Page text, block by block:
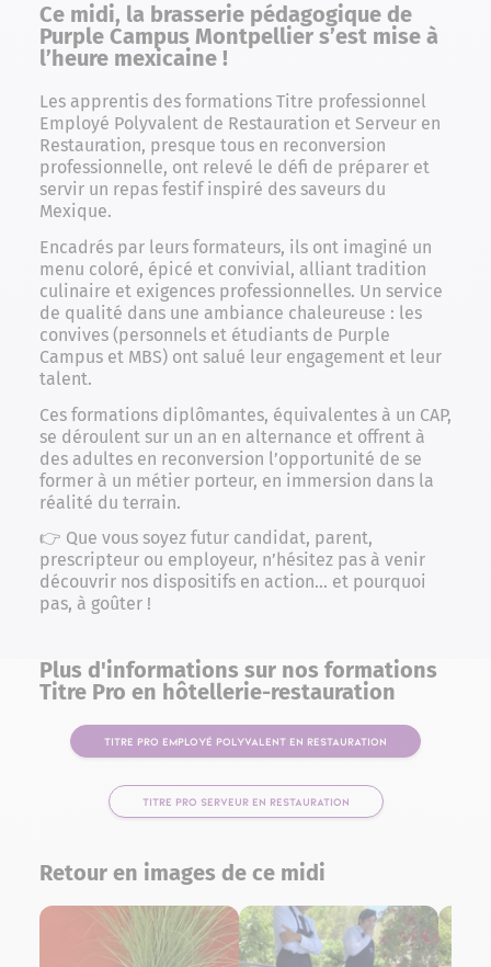
Ce midi, la brasserie pédagogique de
Purple Campus Montpellier s’est mise à
l’heure mexicaine !
Les apprentis des formations Titre professionnel
Employé Polyvalent de Restauration et Serveur en
Restauration, presque tous en reconversion
professionnelle, ont relevé le défi de préparer et
servir un repas festif inspiré des saveurs du
Mexique.
Encadrés par leurs formateurs, ils ont imaginé un
menu coloré, épicé et convivial, alliant tradition
culinaire et exigences professionnelles. Un service
de qualité dans une ambiance chaleureuse : les
convives (personnels et étudiants de Purple
Campus et MBS) ont salué leur engagement et leur
talent.
Ces formations diplômantes, équivalentes à un CAP,
se déroulent sur un an en alternance et offrent à
des adultes en reconversion l’opportunité de se
former à un métier porteur, en immersion dans la
réalité du terrain.
👉 Que vous soyez futur candidat, parent,
prescripteur ou employeur, n’hésitez pas à venir
découvrir nos dispositifs en action… et pourquoi
pas, à goûter !
Plus d'informations sur nos formations
Titre Pro en hôtellerie-restauration
TITRE PRO EMPLOYÉ POLYVALENT EN RESTAURATION
TITRE PRO SERVEUR EN RESTAURATION
Retour en images de ce midi